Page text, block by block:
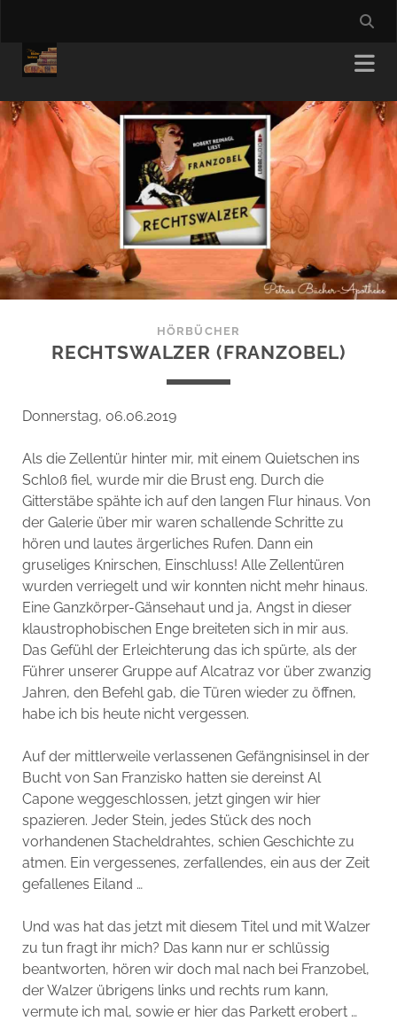
HÖRBÜCHER
RECHTSWALZER (FRANZOBEL)
Donnerstag, 06.06.2019
Als die Zellentür hinter mir, mit einem Quietschen ins
Schloß fiel, wurde mir die Brust eng. Durch die
Gitterstäbe spähte ich auf den langen Flur hinaus. Von
der Galerie über mir waren schallende Schritte zu
hören und lautes ärgerliches Rufen. Dann ein
gruseliges Knirschen, Einschluss! Alle Zellentüren
wurden verriegelt und wir konnten nicht mehr hinaus.
Eine Ganzkörper-Gänsehaut und ja, Angst in dieser
klaustrophobischen Enge breiteten sich in mir aus.
Das Gefühl der Erleichterung das ich spürte, als der
Führer unserer Gruppe auf Alcatraz vor über zwanzig
Jahren, den Befehl gab, die Türen wieder zu öffnen,
habe ich bis heute nicht vergessen.
Auf der mittlerweile verlassenen Gefängnisinsel in der
Bucht von San Franzisko hatten sie dereinst Al
Capone weggeschlossen, jetzt gingen wir hier
spazieren. Jeder Stein, jedes Stück des noch
vorhandenen Stacheldrahtes, schien Geschichte zu
atmen. Ein vergessenes, zerfallendes, ein aus der Zeit
gefallenes Eiland …
Und was hat das jetzt mit diesem Titel und mit Walzer
zu tun fragt ihr mich? Das kann nur er schlüssig
beantworten, hören wir doch mal nach bei Franzobel,
der Walzer übrigens links und rechts rum kann,
vermute ich mal, sowie er hier das Parkett erobert …